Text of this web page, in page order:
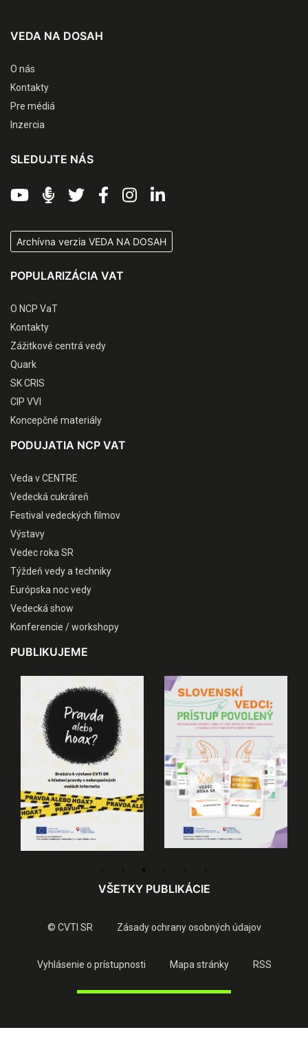
VEDA NA DOSAH
O nás
Kontakty
Pre médiá
Inzercia
SLEDUJTE NÁS
Archívna verzia VEDA NA DOSAH
POPULARIZÁCIA VAT
O NCP VaT
Kontakty
Zážitkové centrá vedy
Quark
SK CRIS
CIP VVI
Koncepčné materiály
PODUJATIA NCP VAT
Veda v CENTRE
Vedecká cukráreň
Festival vedeckých filmov
Výstavy
Vedec roka SR
Týždeň vedy a techniky
Európska noc vedy
Vedecká show
Konferencie / workshopy
PUBLIKUJEME
VŠETKY PUBLIKÁCIE
© CVTI SR Zásady ochrany osobných údajov
Vyhlásenie o prístupnosti Mapa stránky RSS